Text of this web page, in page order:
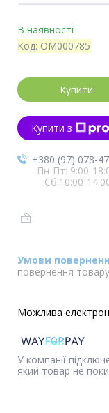
В наявності
Код: ОМ000785
Купити
Купити з
+380 (97) 078-
Пн-Пт: 9:00-
Сб:10:00-
повернення
У компанії
який товар не